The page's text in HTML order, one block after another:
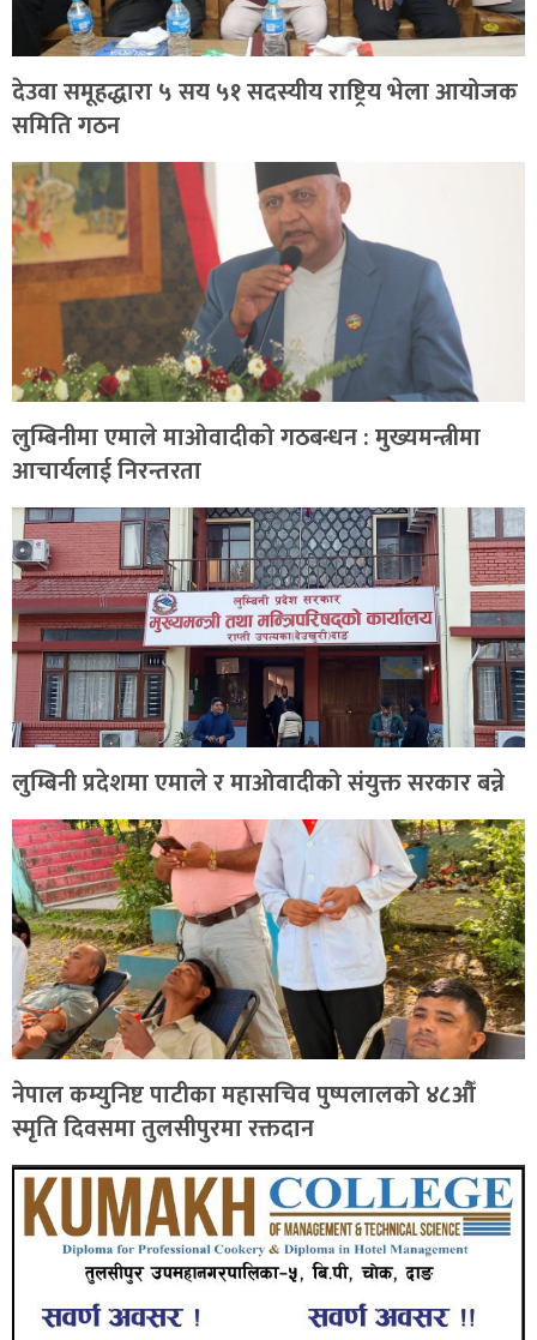
देउवा समूहद्धारा ५ सय ५१ सदस्यीय राष्ट्रिय भेला आयोजक
समिति गठन
लुम्बिनीमा एमाले माओवादीको गठबन्धन : मुख्यमन्त्रीमा
आचार्यलाई निरन्तरता
लुम्बिनी प्रदेशमा एमाले र माओवादीको संयुक्त सरकार बन्ने
नेपाल कम्युनिष्ट पाटीका महासचिव पुष्पलालको ४८औँ
स्मृति दिवसमा तुलसीपुरमा रक्तदान